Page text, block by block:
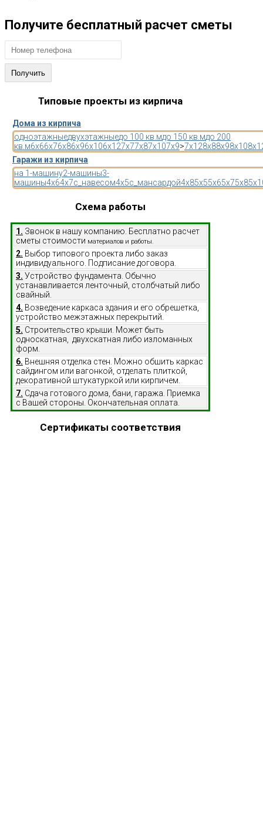
Получите бесплатный расчет сметы
Типовые проекты из кирпича
Дома из кирпича
одноэтажныедвухэтажныедо 100 кв.мдо 150 кв.мдо 200
кв.м6x66x76x86x96x106x127x77x87x107x9>7x128x88x98x10
Гаражи из кирпича
на 1-машину2-машины3-
машины4x64x7с_навесом4x5с_мансардой4x85x55x65x75x8
Схема работы
1. Звонок в нашу компанию. Бесплатно расчет
сметы стоимости материалов и работы.
2. Выбор типового проекта либо заказ
индивидуального. Подписание договора.
3. Устройство фундамента. Обычно
устанавливается ленточный, столбчатый либо
свайный.
4. Возведение каркаса здания и его обрешетка,
устройство межэтажных перекрытий.
5. Строительство крыши. Может быть
односкатная, двухскатная либо изломанных
форм.
6. Внешняя отделка стен. Можно обшить каркас
сайдингом или вагонкой, отделать плиткой,
декоративной штукатуркой или кирпичем.
7. Сдача готового дома, бани, гаража. Приемка
с Вашей стороны. Окончательная оплата.
Сертификаты соответствия